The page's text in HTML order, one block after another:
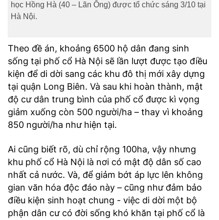
TRA CỨU PHƯỜNG XÃ
BÙI XUÂN PHÁI
TIỆN ÍCH
LIÊN HỆ QUẢNG CÁO
Hotline: 0981.119.189
Điện thoại: 024.38254756
MẠNG XÃ HỘI
học Hồng Hà (40 – Lãn Ông) được tổ chức sáng 3/10 tại
Hà Nội.
Theo đề án, khoảng 6500 hộ dân đang sinh
sống tại phố cổ Hà Nội sẽ lần lượt được tạo điều
kiện để di dời sang các khu đô thị mới xây dựng
tại quận Long Biên. Và sau khi hoàn thành, mật
độ cư dân trung bình của phố cổ được kì vọng
giảm xuống còn 500 người/ha – thay vì khoảng
850 người/ha như hiện tại.
Ai cũng biết rõ, dù chỉ rộng 100ha, vậy nhưng
khu phố cổ Hà Nội là nơi có mật độ dân số cao
nhất cả nước. Và, để giảm bớt áp lực lên không
gian văn hóa độc đáo này – cũng như đảm bảo
điều kiện sinh hoạt chung - việc di dời một bộ
phận dân cư có đời sống khó khăn tại phố cổ là